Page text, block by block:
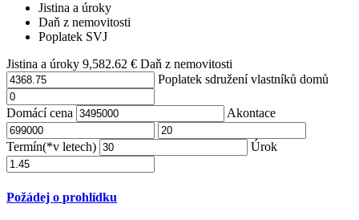
Jistina a úroky
Daň z nemovitosti
Poplatek SVJ
Jistina a úroky 9,582.62 €Daň z nemovitosti
Poplatek sdružení vlastníků domů
Domácí cena Akontace
Termín(*v letech) Úrok
Požádej o prohlídku